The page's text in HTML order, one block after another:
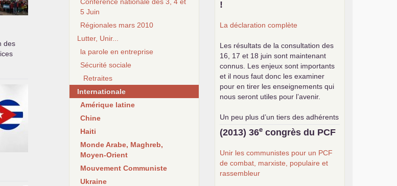
des
5 Juin
Régionales mars 2010
Lutter, Unir...
la parole en entreprise
Sécurité sociale
Retraites
Internationale
Amérique latine
Chine
Haiti
Monde Arabe, Maghreb,
Moyen-Orient
Mouvement Communiste
Ukraine
!
La déclaration complète
Les résultats de la consultation des
16, 17 et 18 juin sont maintenant
connus. Les enjeux sont importants
et il nous faut donc les examiner
pour en tirer les enseignements qui
nous seront utiles pour l’avenir.
Un peu plus d’un tiers des adhérents
a participé à cette consultation, soit
une participation en hausse par
un contexte de baisse des cotisants.
... lire la suite
(2013) 36e congrès du PCF
Unir les communistes pour un PCF
de combat, marxiste, populaire et
rassembleur